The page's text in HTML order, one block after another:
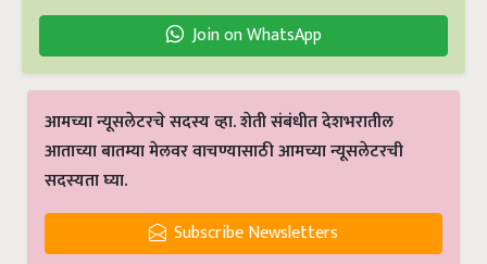
Join on WhatsApp
आमच्या न्यूसलेटरचे सदस्य व्हा. शेती संबंधीत देशभरातील
आताच्या बातम्या मेलवर वाचण्यासाठी आमच्या न्यूसलेटरची
सदस्यता घ्या.
Subscribe Newsletters